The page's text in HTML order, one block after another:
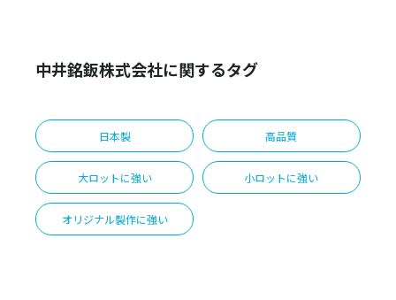
中井銘鈑株式会社に関するタグ
日本製 高品質
大ロットに強い 小ロットに強い
オリジナル製作に強い